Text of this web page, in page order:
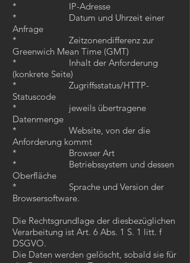
* IP-Adresse
* Datum und Uhrzeit einer
Anfrage
* Zeitzonendifferenz zur
Greenwich Mean Time (GMT)
* Inhalt der Anforderung
(konkrete Seite)
* Zugriffsstatus/HTTP-
Statuscode
* jeweils übertragene
Datenmenge
* Website, von der die
Anforderung kommt
* Browser Art
* Betriebssystem und dessen
Oberfläche
* Sprache und Version der
Browsersoftware.
Die Rechtsgrundlage der diesbezüglichen
Verarbeitung ist Art. 6 Abs. 1 S. 1 litt. f
DSGVO.
Die Daten werden gelöscht, sobald sie für